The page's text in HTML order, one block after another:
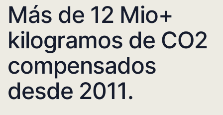
Más de 12 Mio+
kilogramos de CO2
compensados
desde 2011.